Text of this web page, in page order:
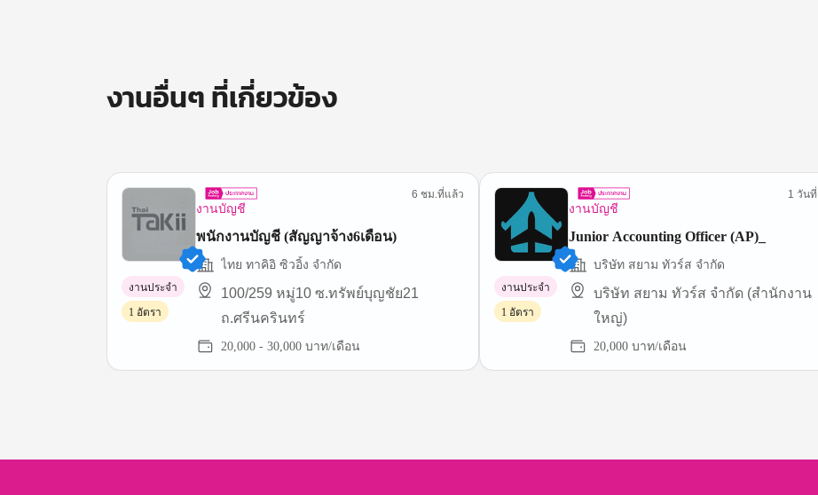
งานอื่นๆ ที่เกี่ยวข้อง
งานบัญชี
6 ชม.ที่แล้ว
พนักงานบัญชี (สัญญาจ้าง6เดือน)
ไทย ทาคิอิ ซิวอิ้ง จำกัด
100/259 หมู่10 ซ.ทรัพย์บุญชัย21
ถ.ศรีนครินทร์
20,000 - 30,000 บาท/เดือน
งานประจำ
1 อัตรา
งานบัญชี
1 วัน
Junior Accounting Officer (AP)_
บริษัท สยาม ทัวร์ส จํากัด
บริษัท สยาม ทัวร์ส จำกัด (สำนักงาน
ใหญ่)
20,000 บาท/เดือน
งานประจำ
1 อัตรา